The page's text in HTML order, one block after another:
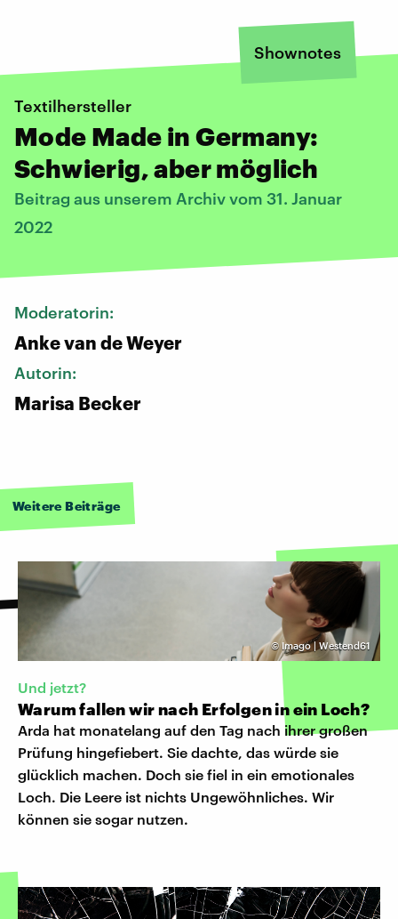
Shownotes
Textilhersteller
Mode Made in Germany:
Schwierig, aber möglich
Beitrag aus unserem Archiv vom 31. Januar
2022
Moderatorin:
Anke van de Weyer
Autorin:
Marisa Becker
Weitere Beiträge
©Imago | Westend61
Und jetzt?
Warum fallen wir nach Erfolgen in ein Loch?
Arda hat monatelang auf den Tag nach ihrer großen
Prüfung hingefiebert. Sie dachte, das würde sie
glücklich machen. Doch sie fiel in ein emotionales
Loch. Die Leere ist nichts Ungewöhnliches. Wir
können sie sogar nutzen.